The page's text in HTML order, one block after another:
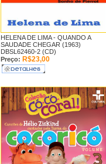
HELENA DE LIMA - QUANDO A
SAUDADE CHEGAR (1963)
DBSL62460-2 (CD)
Preço: R$23,00